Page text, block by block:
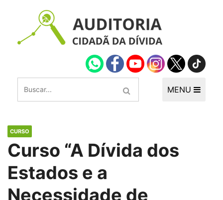
MENU
CURSO
Curso “A Dívida dos
Estados e a
Necessidade de